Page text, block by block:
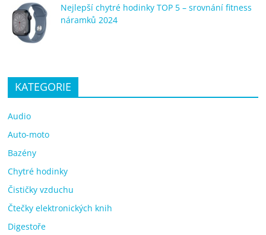
Nejlepší chytré hodinky TOP 5 – srovnání fitness
náramků 2024
KATEGORIE
Audio
Auto-moto
Bazény
Chytré hodinky
Čističky vzduchu
Čtečky elektronických knih
Digestoře